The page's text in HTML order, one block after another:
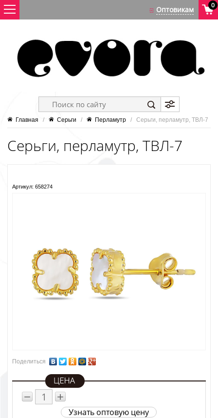
0
Главная / Серьги / Перламутр /   Серьги, перламутр, ТВЛ-7
Серьги, перламутр, ТВЛ-7
Артикул: 658274
Поделиться
− +
Узнать оптовую цену